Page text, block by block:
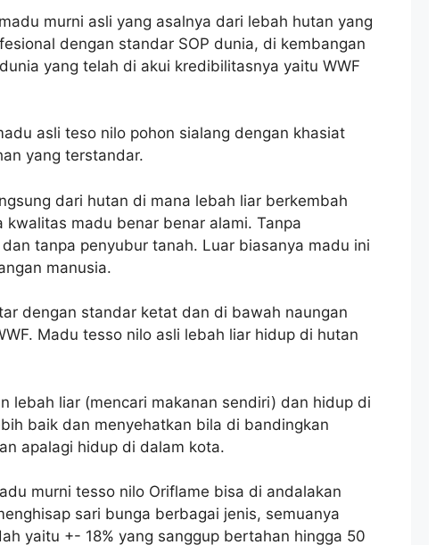
murni asli yang asalnya dari lebah hutan yang
dengan standar SOP dunia, di kembangan
yang telah di akui kredibilitasnya yaitu WWF
asli teso nilo pohon sialang dengan khasiat
yang terstandar.
dari hutan di mana lebah liar berkembah
madu benar benar alami. Tanpa
tanpa penyubur tanah. Luar biasanya madu ini
manusia.
dengan standar ketat dan di bawah naungan
Madu tesso nilo asli lebah liar hidup di hutan
lebah liar (mencari makanan sendiri) dan hidup di
baik dan menyehatkan bila di bandingkan
apalagi hidup di dalam kota.
murni tesso nilo Oriflame bisa di andalakan
sari bunga berbagai jenis, semuanya
yaitu +- 18% yang sanggup bertahan hingga 50